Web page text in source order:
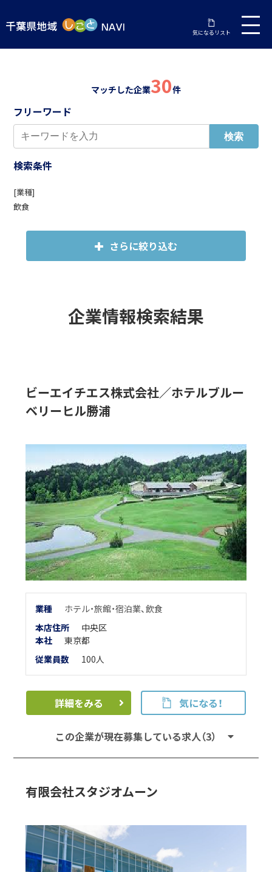
気になるリスト
マッチした企業30件
フリーワード
検索条件
[業種]
飲食
さらに絞り込む
企業情報検索結果
ビーエイチエス株式会社／ホテルブルー
ベリーヒル勝浦
業種 ホテル・旅館・宿泊業、飲食
本店住所
中央区
本社
東京都
従業員数
100人
詳細をみる 気になる！
この企業が現在募集している求人（3）
有限会社スタジオムーン